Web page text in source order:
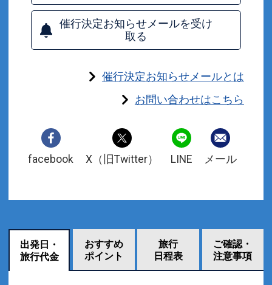
催行決定お知らせメールを受け
取る
催行決定お知らせメールとは
お問い合わせはこちら
facebook X（旧Twitter） LINE メール
出発日・
旅行代金
おすすめ
ポイント
旅行
日程表
ご確認・
注意事項